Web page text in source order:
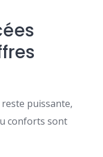
puissante,
conforts sont